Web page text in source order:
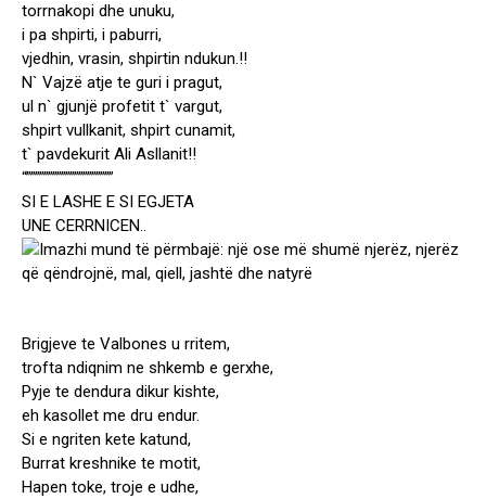
torrnakopi dhe unuku,
i pa shpirti, i paburri,
vjedhin, vrasin, shpirtin ndukun.!!
N` Vajzë atje te guri i pragut,
ul n` gjunjë profetit t` vargut,
shpirt vullkanit, shpirt cunamit,
t` pavdekurit Ali Asllanit!!
“””””””””””””””””””””
SI E LASHE E SI EGJETA
UNE CERRNICEN..
Brigjeve te Valbones u rritem,
trofta ndiqnim ne shkemb e gerxhe,
Pyje te dendura dikur kishte,
eh kasollet me dru endur.
Si e ngriten kete katund,
Burrat kreshnike te motit,
Hapen toke, troje e udhe,